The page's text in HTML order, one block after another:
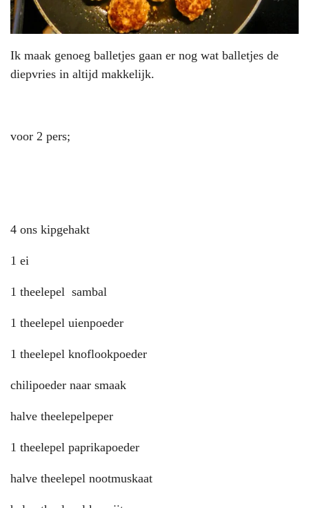
Ik maak genoeg balletjes gaan er nog wat balletjes de
diepvries in altijd makkelijk.
voor 2 pers;
4 ons kipgehakt
1 ei
1 theelepel sambal
1 theelepel uienpoeder
1 theelepel knoflookpoeder
chilipoeder naar smaak
halve theelepelpeper
1 theelepel paprikapoeder
halve theelepel nootmuskaat